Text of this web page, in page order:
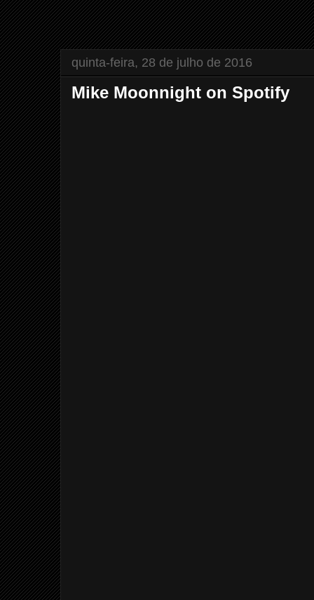
quinta-feira, 28 de julho de 2016
Mike Moonnight on Spotify